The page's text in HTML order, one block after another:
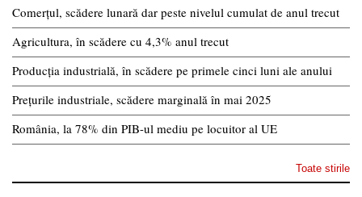
Comerțul, scădere lunară dar peste nivelul cumulat de anul trecut
Agricultura, în scădere cu 4,3% anul trecut
Producția industrială, în scădere pe primele cinci luni ale anului
Prețurile industriale, scădere marginală în mai 2025
România, la 78% din PIB-ul mediu pe locuitor al UE
Toate stirile